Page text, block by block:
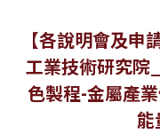
最新消息
【各說明會及
工業技術研究院
色製程-金屬產
能